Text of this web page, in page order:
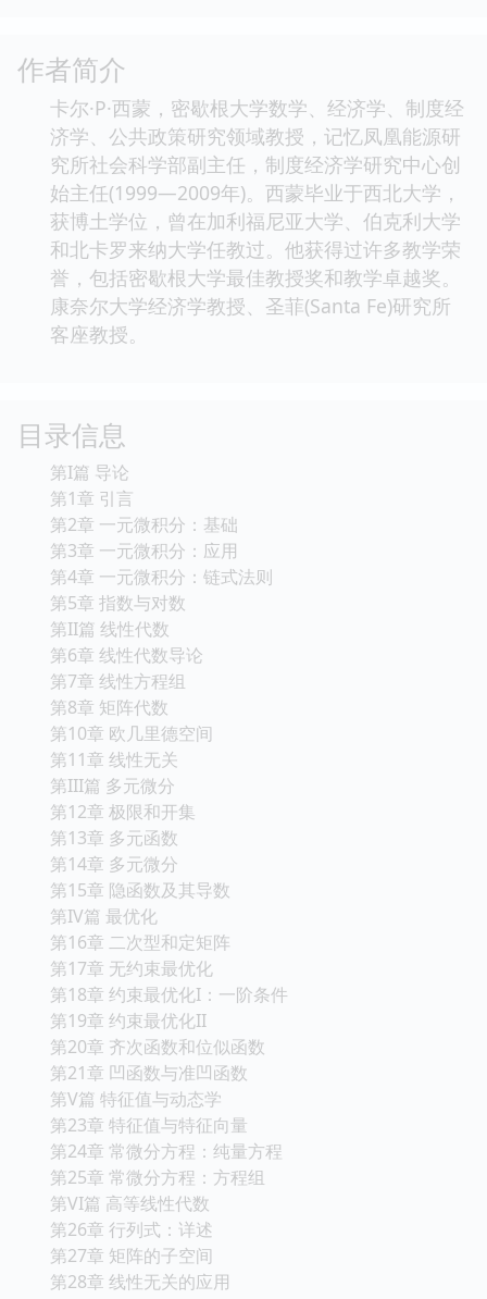
作者简介
卡尔·P·西蒙，密歇根大学数学、经济学、制度经
济学、公共政策研究领域教授，记忆凤凰能源研
究所社会科学部副主任，制度经济学研究中心创
始主任(1999—2009年)。西蒙毕业于西北大学，
获博土学位，曾在加利福尼亚大学、伯克利大学
和北卡罗来纳大学任教过。他获得过许多教学荣
誉，包括密歇根大学最佳教授奖和教学卓越奖。
康奈尔大学经济学教授、圣菲(Santa Fe)研究所
客座教授。
目录信息
第I篇 导论
第1章 引言
第2章 一元微积分：基础
第3章 一元微积分：应用
第4章 一元微积分：链式法则
第5章 指数与对数
第II篇 线性代数
第6章 线性代数导论
第7章 线性方程组
第8章 矩阵代数
第10章 欧几里德空间
第11章 线性无关
第III篇 多元微分
第12章 极限和开集
第13章 多元函数
第14章 多元微分
第15章 隐函数及其导数
第IV篇 最优化
第16章 二次型和定矩阵
第17章 无约束最优化
第18章 约束最优化I：一阶条件
第19章 约束最优化II
第20章 齐次函数和位似函数
第21章 凹函数与准凹函数
第V篇 特征值与动态学
第23章 特征值与特征向量
第24章 常微分方程：纯量方程
第25章 常微分方程：方程组
第VI篇 高等线性代数
第26章 行列式：详述
第27章 矩阵的子空间
第28章 线性无关的应用